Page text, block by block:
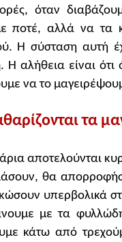
όταν
ποτέ, αλλά να τα
Η σύσταση αυτή
Η αλήθεια είναι
να το
τα
αποτελούνται
θα
υπερβολικά
με τα
κάτω από